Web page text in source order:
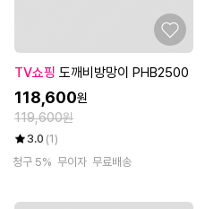
TV쇼핑 도깨비방망이 PHB2500
118,600원
119,600원
3.0 (1)
청구 5% 무이자 무료배송